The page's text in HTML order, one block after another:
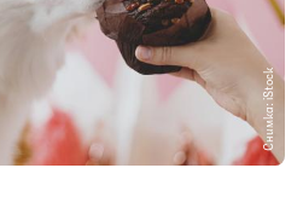
Снимка: iStock